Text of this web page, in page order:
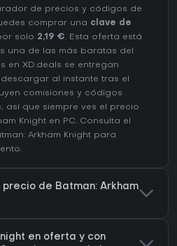
de precios y códigos de
comprar una clave de
solo 2,19 €. Esta oferta está
una de las más baratas del
en XD.deals se entregan
al instante tras el
comisiones y códigos
así que siempre ves el precio
Knight en PC. Consulta el
Arkham Knight para
de Batman: Arkham
en oferta y con